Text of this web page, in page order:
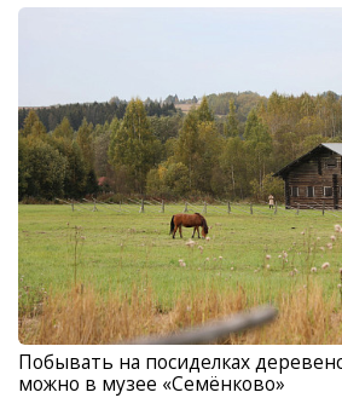
Побывать на посиделках
можно в музее «Семёнково»